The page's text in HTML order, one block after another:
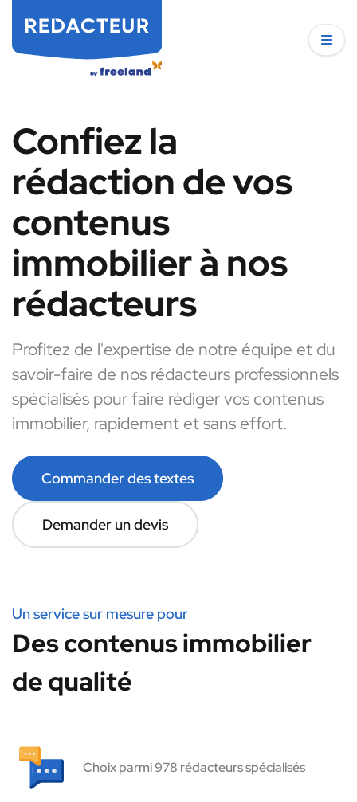
Confiez la
rédaction de vos
contenus
immobilier à nos
rédacteurs
Profitez de l'expertise de notre équipe et du
savoir-faire de nos rédacteurs professionnels
spécialisés pour faire rédiger vos contenus
immobilier, rapidement et sans effort.
Commander des textes
Demander un devis
Un service sur mesure pour
Des contenus immobilier
de qualité
Choix parmi 978 rédacteurs spécialisés